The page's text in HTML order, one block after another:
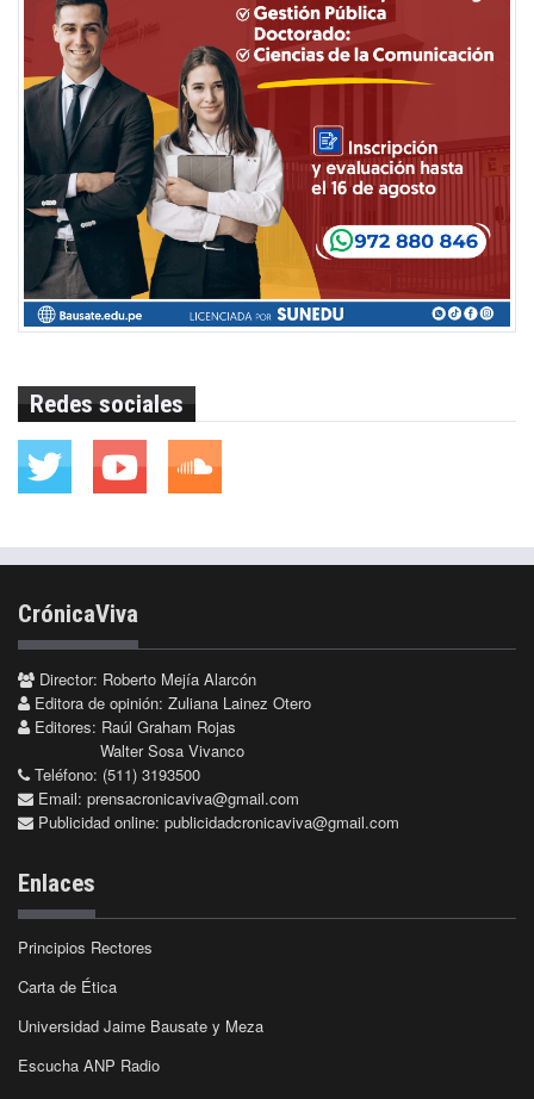
Redes sociales
CrónicaViva
Director: Roberto Mejía Alarcón
Editora de opinión: Zuliana Lainez Otero
Editores: Raúl Graham Rojas
Walter Sosa Vivanco
Teléfono: (511) 3193500
Email: prensacronicaviva@gmail.com
Publicidad online: publicidadcronicaviva@gmail.com
Enlaces
Principios Rectores
Carta de Ética
Universidad Jaime Bausate y Meza
Escucha ANP Radio